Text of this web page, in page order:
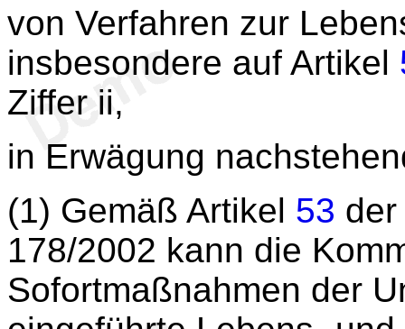
von Verfahren zur
insbesondere auf Artikel
Ziffer ii,
in Erwägung
(1) Gemäß Artikel 53
178/2002 kann die
Sofortmaßnahmen der